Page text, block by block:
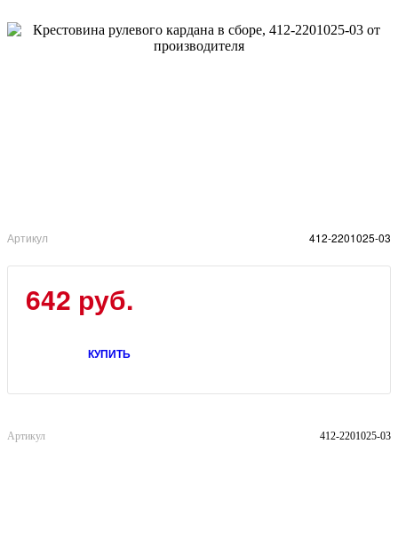
Артикул 412-2201025-03
642 руб.
КУПИТЬ
Артикул 412-2201025-03